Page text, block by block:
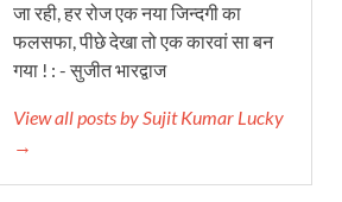
जा रही, हर रोज एक नया जिन्दगी का
फलसफा, पीछे देखा तो एक कारवां सा बन
गया ! : - सुजीत भारद्वाज
View all posts by Sujit Kumar Lucky
→